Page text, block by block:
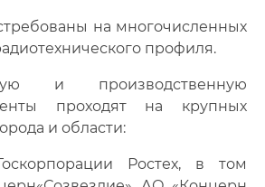
на многочисленных
профиля.
и производственную
проходят на крупных
и области:
Ростех, в том